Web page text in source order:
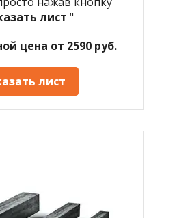
лист "
цена от 2590 руб.
лист